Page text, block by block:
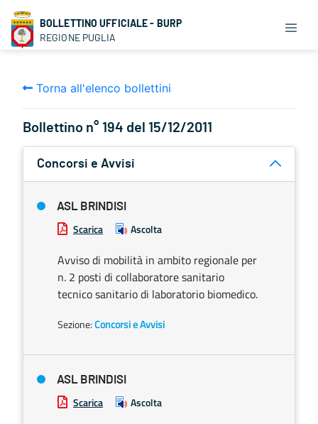
BOLLETTINO UFFICIALE - BURP
REGIONE PUGLIA
Torna all'elenco bollettini
Bollettino n° 194 del 15/12/2011
Concorsi e Avvisi
ASL BRINDISI
Scarica Ascolta
Avviso di mobilità in ambito regionale per
n. 2 posti di collaboratore sanitario
tecnico sanitario di laboratorio biomedico.
Sezione:Concorsi e Avvisi
ASL BRINDISI
Scarica Ascolta